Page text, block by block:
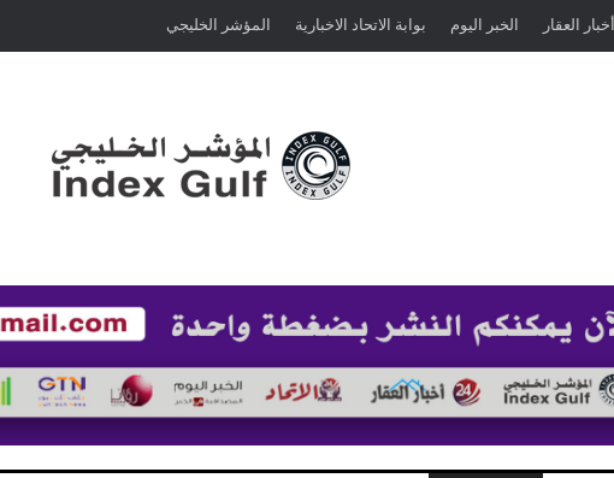
أخبار العقار الخبر اليوم بوابة الاتحاد الاخبارية المؤشر الخليجي